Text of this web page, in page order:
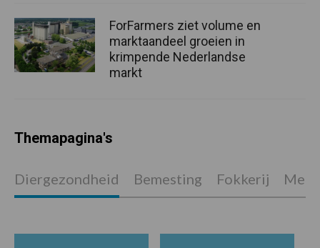
ForFarmers ziet volume en
marktaandeel groeien in
krimpende Nederlandse
markt
Themapagina's
Diergezondheid Bemesting Fokkerij